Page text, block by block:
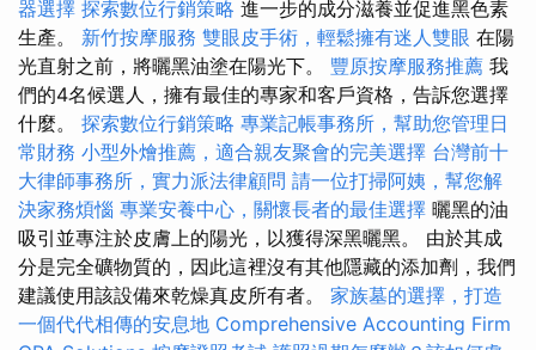
器選擇 探索數位行銷策略 進一步的成分滋養並促進黑色素
生產。 新竹按摩服務 雙眼皮手術，輕鬆擁有迷人雙眼 在陽
光直射之前，將曬黑油塗在陽光下。 豐原按摩服務推薦 我
們的4名候選人，擁有最佳的專家和客戶資格，告訴您選擇
什麼。 探索數位行銷策略 專業記帳事務所，幫助您管理日
常財務 小型外燴推薦，適合親友聚會的完美選擇 台灣前十
大律師事務所，實力派法律顧問 請一位打掃阿姨，幫您解
決家務煩惱 專業安養中心，關懷長者的最佳選擇 曬黑的油
吸引並專注於皮膚上的陽光，以獲得深黑曬黑。 由於其成
分是完全礦物質的，因此這裡沒有其他隱藏的添加劑，我們
建議使用該設備來乾燥真皮所有者。 家族墓的選擇，打造
一個代代相傳的安息地 Comprehensive Accounting Firm